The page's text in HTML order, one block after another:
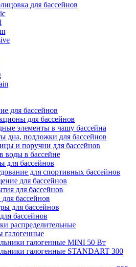
для бассейнов
для бассейнов
для бассейнов
элементы в чашу бассейна
дна, подложки для бассейнов
и поручни для бассейнов
воды в бассейне
для бассейнов
для спортивных бассейнов
для бассейнов
для бассейнов
бассейнов
для бассейнов
бассейнов
распределительные
галогенные
галогенные MINI 50 Вт
галогенные STANDART 300